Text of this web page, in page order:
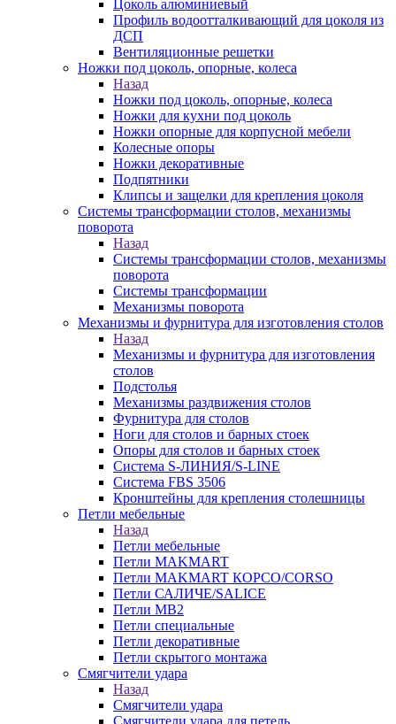
Цоколь алюминиевый
Профиль водоотталкивающий для цоколя из
ДСП
Вентиляционные решетки
Ножки под цоколь, опорные, колеса
Назад
Ножки под цоколь, опорные, колеса
Ножки для кухни под цоколь
Ножки опорные для корпусной мебели
Колесные опоры
Ножки декоративные
Подпятники
Клипсы и защелки для крепления цоколя
Системы трансформации столов, механизмы
поворота
Назад
Системы трансформации столов, механизмы
поворота
Системы трансформации
Механизмы поворота
Механизмы и фурнитура для изготовления столов
Назад
Механизмы и фурнитура для изготовления
столов
Подстолья
Механизмы раздвижения столов
Фурнитура для столов
Ноги для столов и барных стоек
Опоры для столов и барных стоек
Система S-ЛИНИЯ/S-LINE
Система FBS 3506
Кронштейны для крепления столешницы
Петли мебельные
Назад
Петли мебельные
Петли MAKMART
Петли MAKMART КОРСО/CORSO
Петли САЛИЧЕ/SALICE
Петли MB2
Петли специальные
Петли декоративные
Петли скрытого монтажа
Смягчители удара
Назад
Смягчители удара
Смягчители удара для петель